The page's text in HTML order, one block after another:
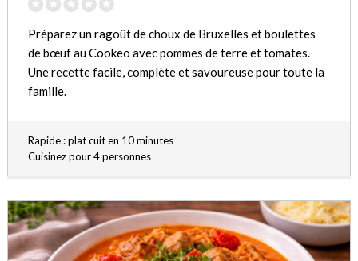
Préparez un ragoût de choux de Bruxelles et boulettes
de bœuf au Cookeo avec pommes de terre et tomates.
Une recette facile, complète et savoureuse pour toute la
famille.
Rapide : plat cuit en 10 minutes
Cuisinez pour 4 personnes